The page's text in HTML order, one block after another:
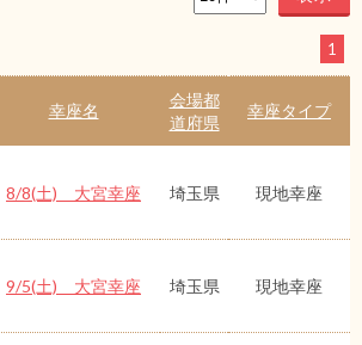
1
幸座名
会場都
道府県
幸座タイプ
8/8(土) 大宮幸座 埼玉県 現地幸座
9/5(土) 大宮幸座 埼玉県 現地幸座